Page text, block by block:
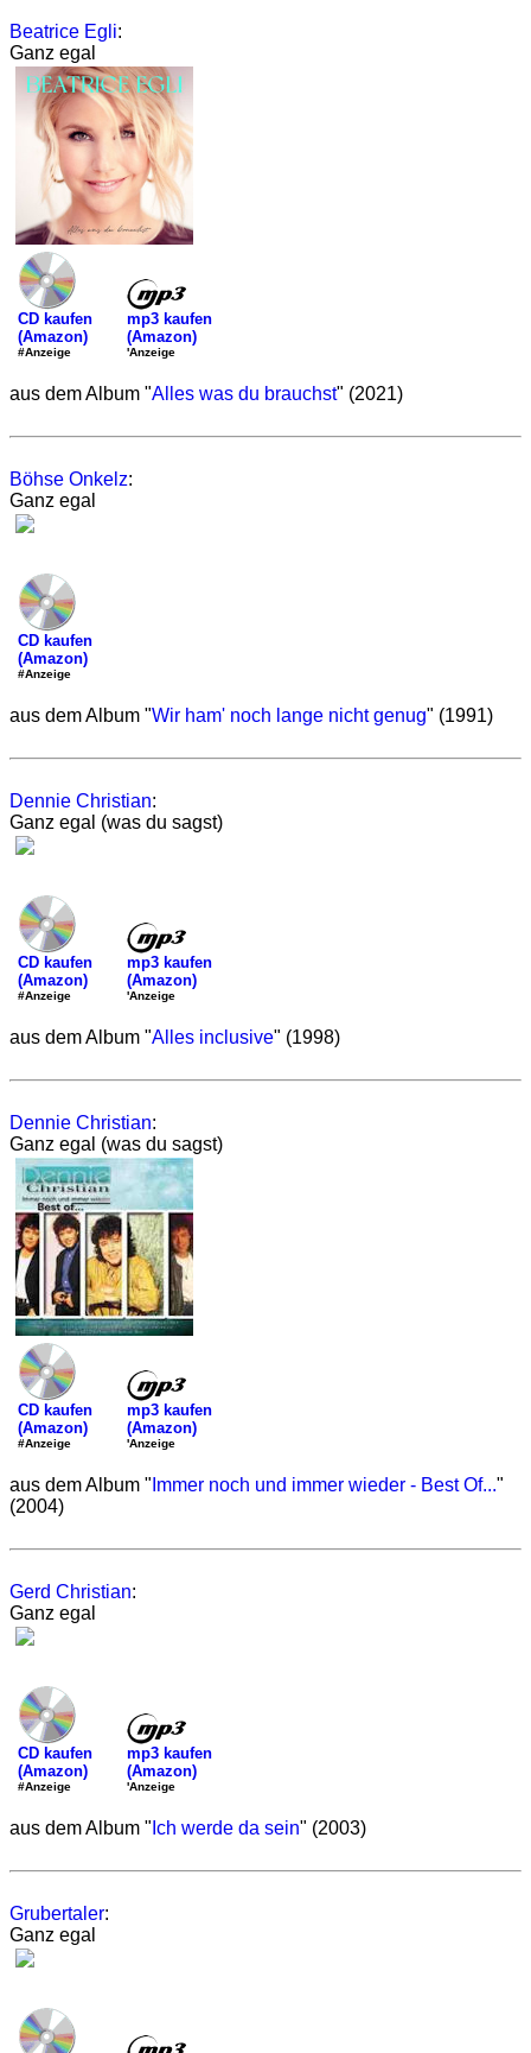
Beatrice Egli:
Ganz egal
CD kaufen
(Amazon)
#Anzeige
mp3 kaufen
(Amazon)
'Anzeige
aus dem Album "Alles was du brauchst" (2021)
Böhse Onkelz:
Ganz egal
CD kaufen
(Amazon)
#Anzeige
aus dem Album "Wir ham' noch lange nicht genug" (1991)
Dennie Christian:
Ganz egal (was du sagst)
CD kaufen
(Amazon)
#Anzeige
mp3 kaufen
(Amazon)
'Anzeige
aus dem Album "Alles inclusive" (1998)
Dennie Christian:
Ganz egal (was du sagst)
CD kaufen
(Amazon)
#Anzeige
mp3 kaufen
(Amazon)
'Anzeige
aus dem Album " Immer noch und immer wieder - Best Of..."
(2004)
Gerd Christian:
Ganz egal
CD kaufen
(Amazon)
#Anzeige
mp3 kaufen
(Amazon)
'Anzeige
aus dem Album " Ich werde da sein" (2003)
Grubertaler:
Ganz egal